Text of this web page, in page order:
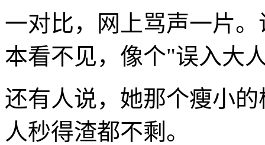
一对比，网上骂声一片
本看不见，像个"误入大
还有人说，她那个瘦小
人秒得渣都不剩。